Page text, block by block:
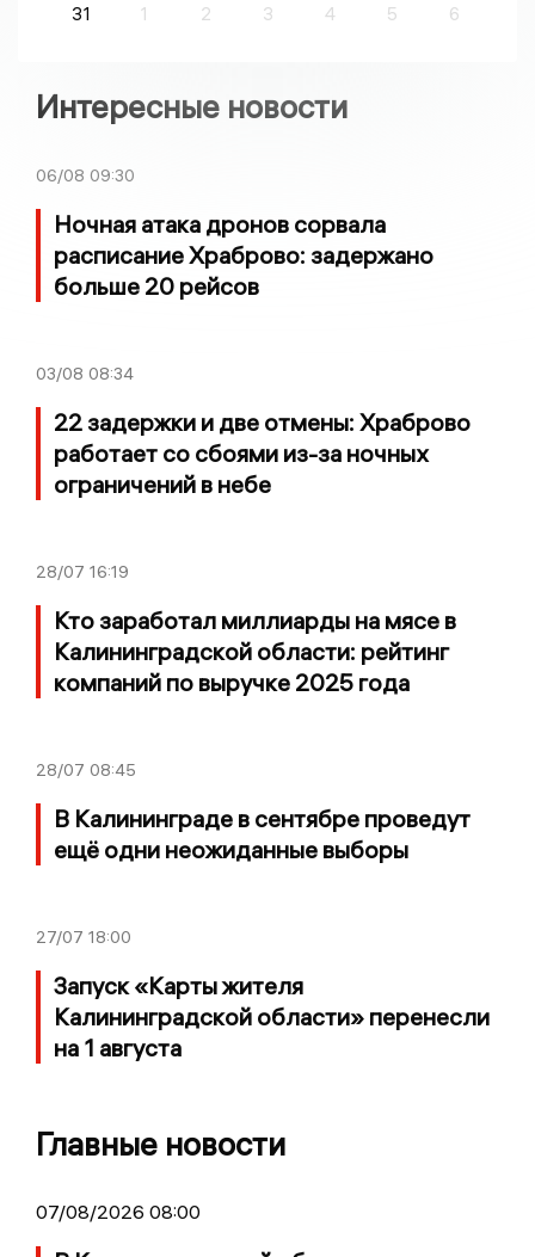
31
1 2 3 4 5 6
Интересные новости
06/08 09:30
Ночная атака дронов сорвала
расписание Храброво: задержано
больше 20 рейсов
03/08 08:34
22 задержки и две отмены: Храброво
работает со сбоями из-за ночных
ограничений в небе
28/07 16:19
Кто заработал миллиарды на мясе в
Калининградской области: рейтинг
компаний по выручке 2025 года
28/07 08:45
В Калининграде в сентябре проведут
ещё одни неожиданные выборы
27/07 18:00
Запуск «Карты жителя
Калининградской области» перенесли
на 1 августа
Главные новости
07/08/2026 08:00